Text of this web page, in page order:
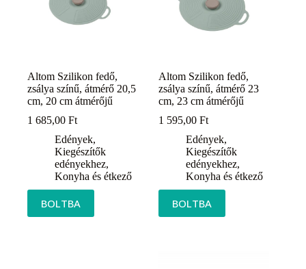
Altom Szilikon fedő,
zsálya színű, átmérő 20,5
cm, 20 cm átmérőjű
1 685,00 Ft
Edények,
Kiegészítők
edényekhez,
Konyha és étkező
BOLTBA
Altom Szilikon fedő,
zsálya színű, átmérő 23
cm, 23 cm átmérőjű
1 595,00Ft
Edények,
Kiegészítők
edényekhez,
Konyha és étkező
BOLTBA